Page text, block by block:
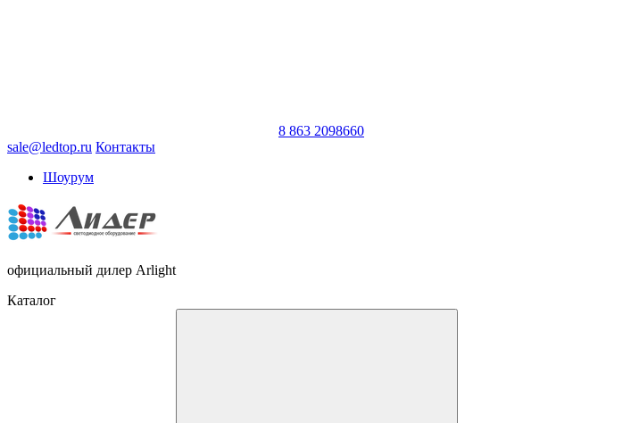
8 863 2098660
sale@ledtop.ru Контакты
Шоурум
официальный дилер Arlight
Каталог